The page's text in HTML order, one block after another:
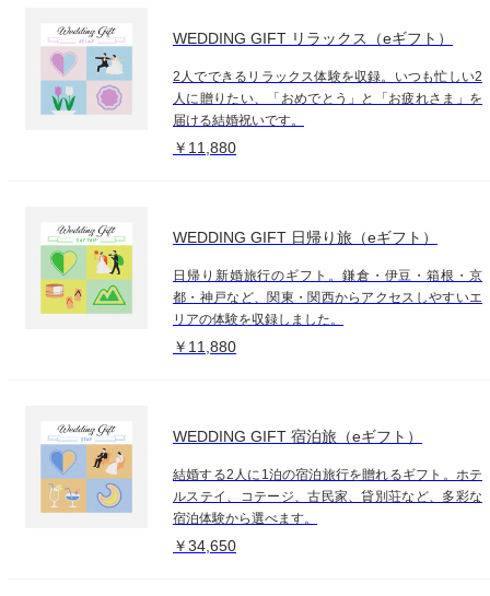
WEDDING GIFT リラックス（eギフト）
2人でできるリラックス体験を収録。いつも忙しい2
人に贈りたい、「おめでとう」と「お疲れさま」を
届ける結婚祝いです。
￥11,880
WEDDING GIFT 日帰り旅（eギフト）
日帰り新婚旅行のギフト。鎌倉・伊豆・箱根・京
都・神戸など、関東・関西からアクセスしやすいエ
リアの体験を収録しました。
￥11,880
WEDDING GIFT 宿泊旅（eギフト）
結婚する2人に1泊の宿泊旅行を贈れるギフト。ホテ
ルステイ、コテージ、古民家、貸別荘など、多彩な
宿泊体験から選べます。
￥34,650